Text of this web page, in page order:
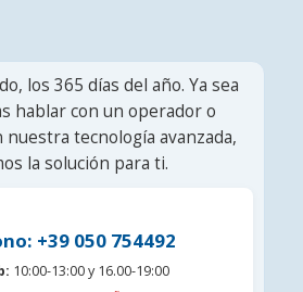
los 365 días del año. Ya sea
hablar con un operador o
tecnología avanzada,
la solución para ti.
+39 050 754492
10:00-13:00 y 16.00-19:00